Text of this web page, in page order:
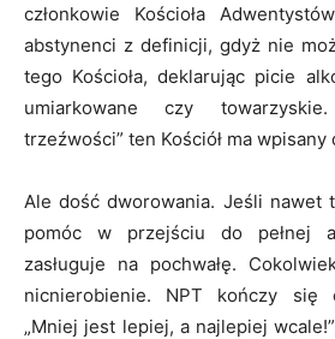
członkowie Kościoła
abstynenci z definicji, gdyż nie
tego Kościoła, deklarując picie
umiarkowane czy
trzeźwości” ten Kościół ma wpisany
Ale dość dworowania. Jeśli nawet
pomóc w przejściu do pełnej
zasługuje na pochwałę.
nicnierobienie. NPT kończy się
„Mniej jest lepiej, a najlepiej